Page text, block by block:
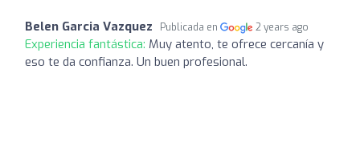
Belen Garcia Vazquez Publicada en 2 years ago
Experiencia fantástica: Muy atento, te ofrece cercanía y
eso te da confianza. Un buen profesional.